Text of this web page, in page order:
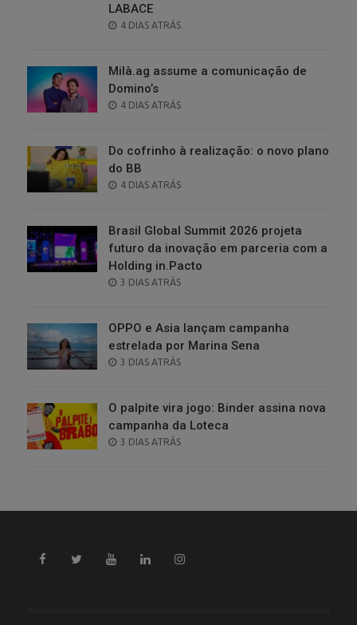
LABACE
POSTED
4 DIAS ATRÁS
Milà.ag assume a comunicação de
Domino’s
POSTED
4 DIAS ATRÁS
Do cofrinho à realização: o novo plano
do BB
POSTED
4 DIAS ATRÁS
Brasil Global Summit 2026 projeta
futuro da inovação em parceria com a
Holding in.Pacto
POSTED
3 DIAS ATRÁS
OPPO e Asia lançam campanha
estrelada por Marina Sena
POSTED
3 DIAS ATRÁS
O palpite vira jogo: Binder assina nova
campanha da Loteca
POSTED
3 DIAS ATRÁS